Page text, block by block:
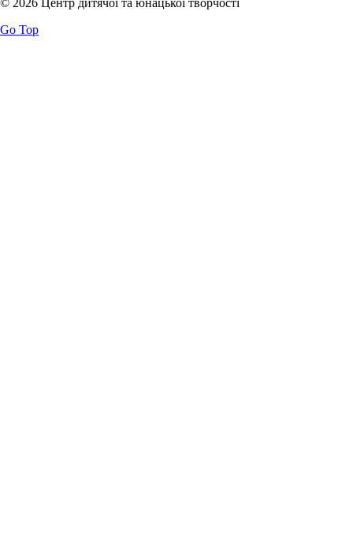
© 2026 Центр дитячої та юнацької творчості
Go Top